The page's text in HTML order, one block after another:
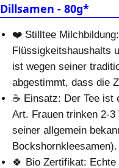
Dillsamen - 80g*
❤️ Stilltee
Flüssigkeitshaushalts
ist wegen seiner
abgestimmt, dass die
☕️ Einsatz: Der Tee
Art. Frauen trinken 2-3
seiner allgemein
Bockshornkleesamen).
🍀 Bio Zertifikat: